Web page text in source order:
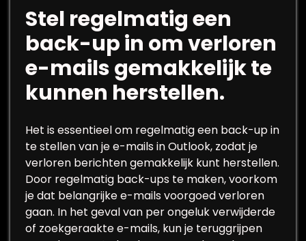
Stel regelmatig een
back-up in om verloren
e-mails gemakkelijk te
kunnen herstellen.
Het is essentieel om regelmatig een back-up in
te stellen van je e-mails in Outlook, zodat je
verloren berichten gemakkelijk kunt herstellen.
Door regelmatig back-ups te maken, voorkom
je dat belangrijke e-mails voorgoed verloren
gaan. In het geval van per ongeluk verwijderde
of zoekgeraakte e-mails, kun je teruggrijpen